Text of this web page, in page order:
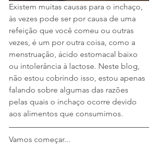
Existem muitas causas para o inchaço,
às vezes pode ser por causa de uma
refeição que você comeu ou outras
vezes, é um por outra coisa, como a
menstruação, ácido estomacal baixo
ou intolerância à lactose. Neste blog,
não estou cobrindo isso, estou apenas
falando sobre algumas das razões
pelas quais o inchaço ocorre devido
aos alimentos que consumimos.
Vamos começar...